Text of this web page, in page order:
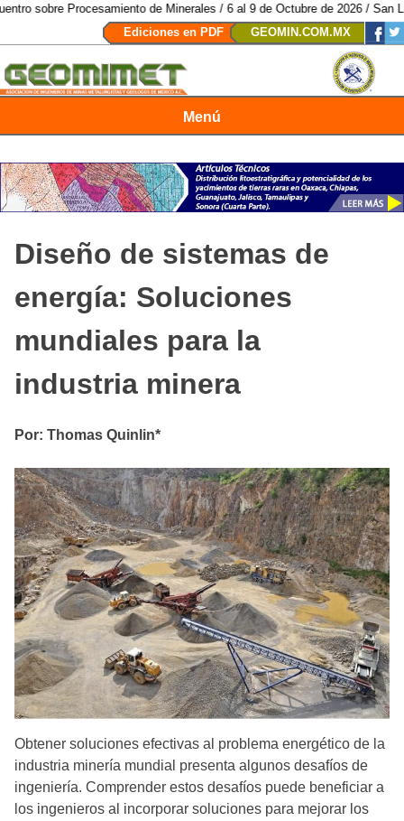
de Minerales / 6 al 9 de Octubre de 2026 / San Luis Potosí, SLP /
Ediciones en PDF
GEOMIN.COM.MX
Menú
Diseño de sistemas de
energía: Soluciones
mundiales para la
industria minera
Por: Thomas Quinlin*
Obtener soluciones efectivas al problema energético de la
industria minería mundial presenta algunos desafíos de
ingeniería. Comprender estos desafíos puede beneficiar a
los ingenieros al incorporar soluciones para mejorar los